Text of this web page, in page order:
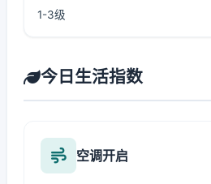
1-3级
今日生活指数
空调开启